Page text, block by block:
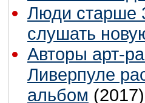
Люди старше
слушать
Авторы арт-
Ливерпуле
альбом (2017)